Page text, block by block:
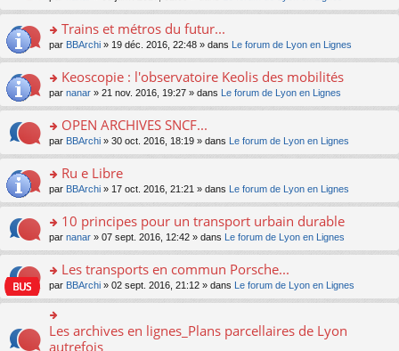
e
nt
u
ré
c
e
nt
n
le
pl
u
ré
c
e
nt
e
n
n
le
pl
u
ré
c
e
nt
a
g
e
n
n
le
pl
u
ré
c
e
nt
le
m
e
a
g
e
n
n
le
pl
u
ré
c
e
nt
n
ult
er
le
m
e
a
g
e
n
n
le
pl
u
ré
c
e
nt
o
n
ult
er
le
m
e
a
g
e
n
n
le
pl
u
s
ré
c
Trains et métros du futur...
par BBArchi » 19 déc. 2016, 22:48 » dans Le forum de Lyon en Lignes
o
n
ult
er
le
m
e
a
g
e
n
n
le
pl
u
Keoscopie : l'observatoire Keolis des mobilités
par nanar » 21 nov. 2016, 19:27 » dans Le forum de Lyon en Lignes
o
n
ult
er
le
m
e
a
g
e
n
o
OPEN ARCHIVES SNCF...
par BBArchi » 30 oct. 2016, 18:19 » dans Le forum de Lyon en Lignes
o
n
ult
er
le
m
e
s
g
Ru e Libre
par BBArchi » 17 oct. 2016, 21:21 » dans Le forum de Lyon en Lignes
o
n
ult
er
le
m
s
10 principes pour un transport urbain durable
par nanar » 07 sept. 2016, 12:42 » dans Le forum de Lyon en Lignes
o
n
s
ult
er
Les transports en commun Porsche...
par BBArchi » 02 sept. 2016, 21:12 » dans Le forum de Lyon en Lignes
n
Les archives en lignes_Plans parcellaires de Lyon
autrefois